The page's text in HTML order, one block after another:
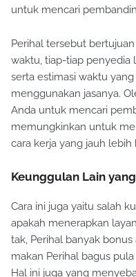
untuk mencari
Perihal tersebut
waktu, tiap-tiap penyedia
serta estimasi waktu
menggunakan jasanya.
Anda untuk mencari
memungkinkan untuk
cara kerja yang jauh lebih
Keunggulan Lain
Cara ini juga yaitu salah
apakah menerapkan
tak, Perihal banyak
makan Perihal bagus
Hal ini juga yang